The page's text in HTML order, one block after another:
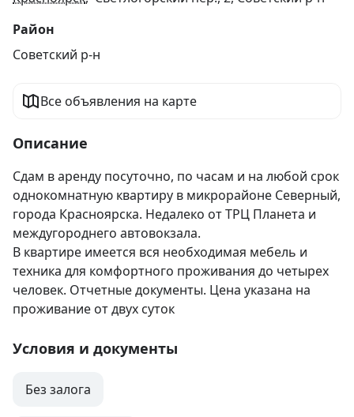
Район
Советский р-н
Все объявления на карте
Описание
Сдам в аренду посуточно, по часам и на любой срок
однокомнатную квартиру в микрорайоне Северный,
города Красноярска. Недалеко от ТРЦ Планета и
междугороднего автовокзала.
В квартире имеется вся необходимая мебель и
техника для комфортного проживания до четырех
человек. Отчетные документы. Цена указана на
проживание от двух суток
Условия и документы
Без залога